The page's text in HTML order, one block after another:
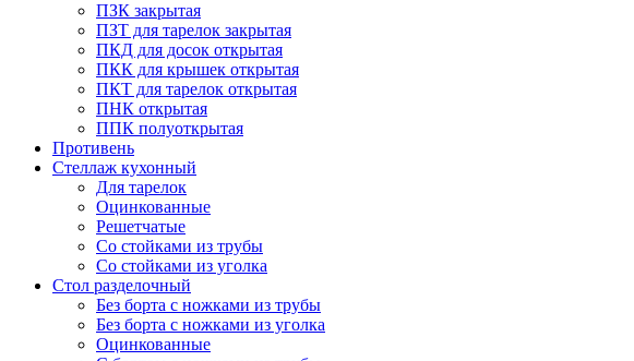
ПЗК закрытая
ПЗТ для тарелок закрытая
ПКД для досок открытая
ПКК для крышек открытая
ПКТ для тарелок открытая
ПНК открытая
ППК полуоткрытая
Противень
Стеллаж кухонный
Для тарелок
Оцинкованные
Решетчатые
Со стойками из трубы
Со стойками из уголка
Стол разделочный
Без борта с ножками из трубы
Без борта с ножками из уголка
Оцинкованные